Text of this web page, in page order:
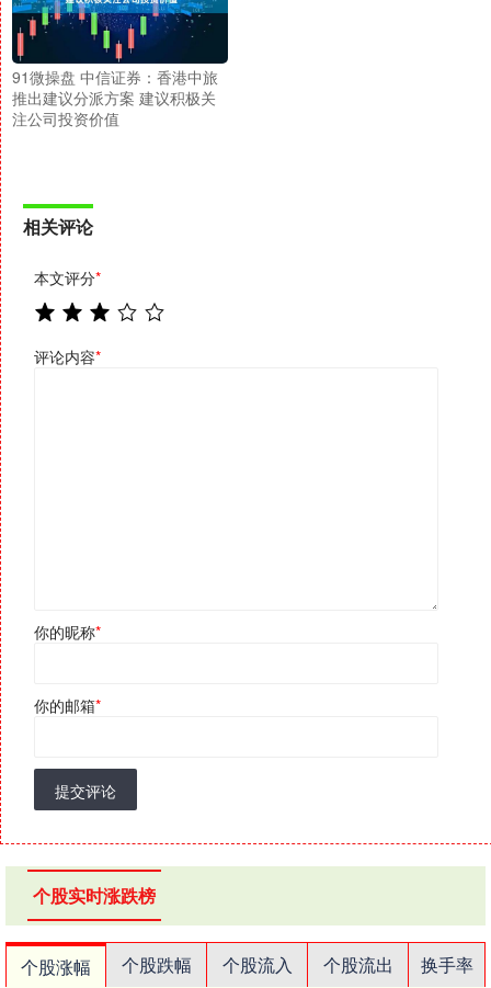
91微操盘 中信证券：香港中旅
推出建议分派方案 建议积极关
注公司投资价值
相关评论
本文评分*
评论内容*
你的昵称*
你的邮箱*
提交评论
个股实时涨跌榜
个股涨幅 个股跌幅 个股流入 个股流出
换手率